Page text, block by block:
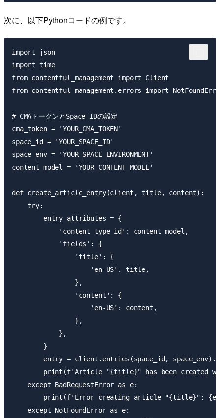
次に、以下Pythonコードの例です。
import json
import time
from contentful_management import Client
from contentful_management.errors import NotFoundError,
# CMAトークンとSpace IDの設定
cma_token = 'YOUR_CMA_TOKEN'
space_id = 'YOUR_SPACE_ID'
space_env = 'YOUR_SPACE_ENVIRONMENT'
content_model = 'YOUR_CONTENT_MODEL'
def create_article_entry(client, title, content):
    try:
        entry_attributes = {
            'content_type_id': content_model,
            'fields': {
                'title': {
                    'en-US': title,
                },
                'content': {
                    'en-US': content,
                },
            },
        }
entry = client.entries(space_id,
print(f'Article "{title}" has been created
    except BadRequestError as e:
print(f'Error creating article "{title}":
    except NotFoundError as e: